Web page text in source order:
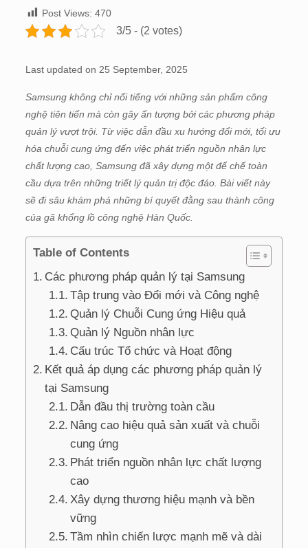
Post Views: 470
3/5 - (2 votes)
Last updated on 25 September, 2025
Samsung không chỉ nổi tiếng với những sản phẩm công
nghệ tiên tiến mà còn gây ấn tượng bởi các phương pháp
quản lý vượt trội. Từ việc dẫn đầu xu hướng đổi mới, tối ưu
hóa chuỗi cung ứng đến việc phát triển nguồn nhân lực
chất lượng cao, Samsung đã xây dựng một đế chế toàn
cầu dựa trên những triết lý quản trị độc đáo. Bài viết này
sẽ đi sâu khám phá những bí quyết đằng sau thành công
của gã khổng lồ công nghệ Hàn Quốc.
Table of Contents
Các phương pháp quản lý tại Samsung
Tập trung vào Đổi mới và Công nghệ
Quản lý Chuỗi Cung ứng Hiệu quả
Quản lý Nguồn nhân lực
Cấu trúc Tổ chức và Hoạt động
Kết quả áp dụng các phương pháp quản lý
tại Samsung
Dẫn đầu thị trường toàn cầu
Nâng cao hiệu quả sản xuất và chuỗi
cung ứng
Phát triển nguồn nhân lực chất lượng
cao
Xây dựng thương hiệu mạnh và bền
vững
Tầm nhìn chiến lược mạnh mẽ và dài